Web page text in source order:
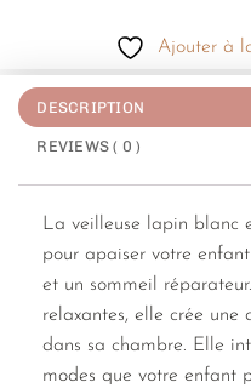
Ajouter à
DESCRIPTION
REVIEWS ( 0 )
La veilleuse lapin blanc
pour apaiser votre
et un sommeil
relaxantes, elle crée
dans sa chambre. Elle
modes que votre enfant